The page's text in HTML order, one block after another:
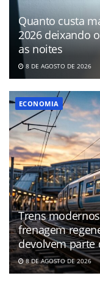
Quanto custa
2026 deixando
as noites
8 DE AGOSTO DE 2026
ECONOMIA
Trens
frenagem
devolvem parte
8 DE AGOSTO DE 2026